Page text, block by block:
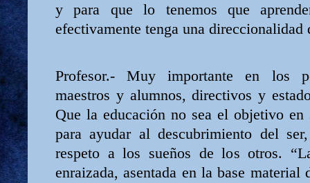
y para que lo tenemos que
efectivamente tenga una direccionalidad
Profesor.- Muy importante en los
maestros y alumnos, directivos y
Que la educación no sea el objetivo
para ayudar al descubrimiento del
respeto a los sueños de los otros.
enraizada, asentada en la base material